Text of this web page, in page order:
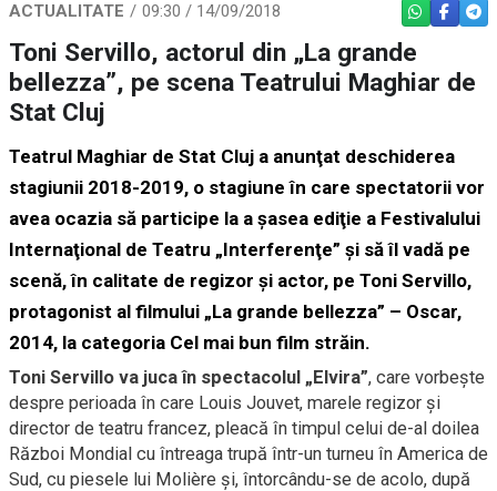
ACTUALITATE 09:30 / 14/09/2018 WHATSAPP
Toni Servillo, actorul din „La grande
bellezza”, pe scena Teatrului Maghiar de
Stat Cluj
Teatrul Maghiar de Stat Cluj a anunţat deschiderea
stagiunii 2018-2019, o stagiune în care spectatorii vor
avea ocazia să participe la a şasea ediţie a Festivalului
Internaţional de Teatru „Interferenţe” şi să îl vadă pe
scenă, în calitate de regizor şi actor, pe Toni Servillo,
protagonist al filmului „La grande bellezza” – Oscar,
2014, la categoria Cel mai bun film străin.
Toni Servillo va juca în spectacolul „Elvira”, care vorbește
despre perioada în care Louis Jouvet, marele regizor și
director de teatru francez, pleacă în timpul celui de-al doilea
Război Mondial cu întreaga trupă într-un turneu în America de
Sud, cu piesele lui Molière și, întorcându-se de acolo, după